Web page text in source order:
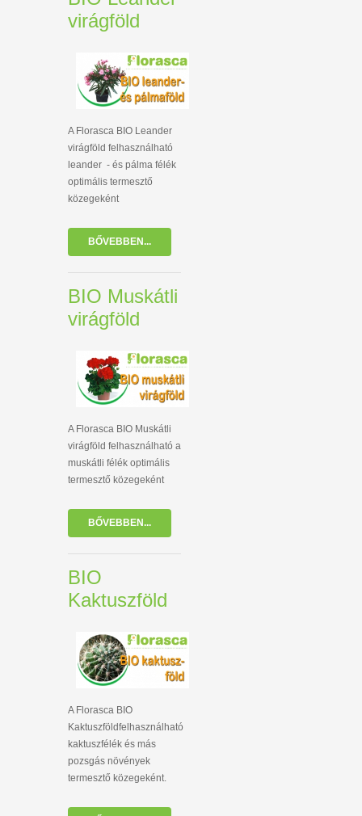
virágföld
A Florasca BIO Leander
virágföld felhasználható
leander - és pálma félék
optimális termesztő
közegeként
BŐVEBBEN...
BIO Muskátli
virágföld
A Florasca BIO Muskátli
virágföld felhasználható a
muskátli félék optimális
termesztő közegeként
BŐVEBBEN...
BIO
Kaktuszföld
A Florasca BIO
Kaktuszföldfelhasználható
kaktuszfélék és más
pozsgás növények
termesztő közegeként.